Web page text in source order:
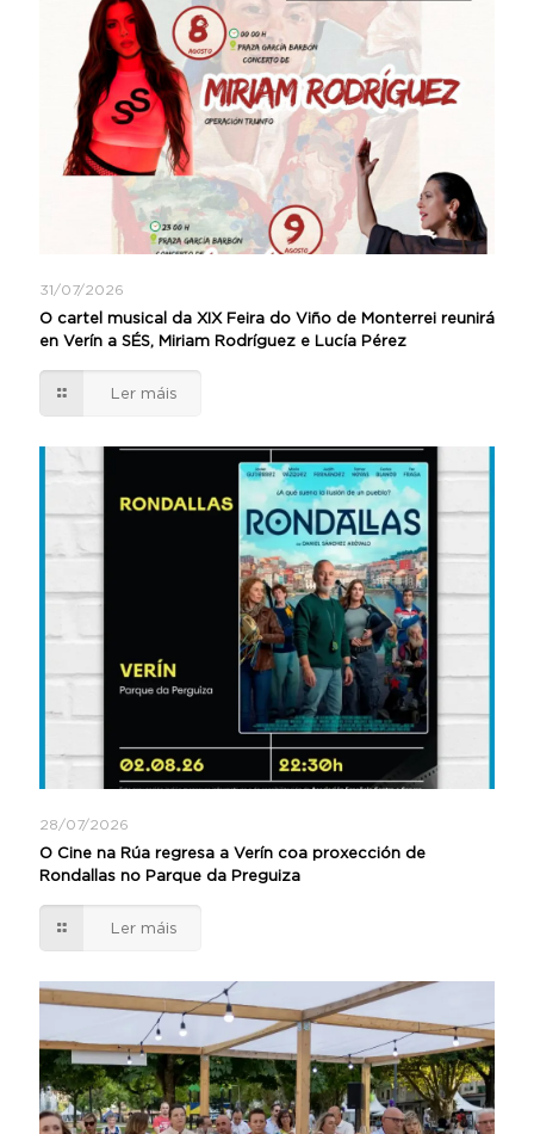
31/07/2026
O cartel musical da XIX Feira do Viño de Monterrei reunirá
en Verín a SÉS, Miriam Rodríguez e Lucía Pérez
Ler máis
28/07/2026
O Cine na Rúa regresa a Verín coa proxección de
Rondallas no Parque da Preguiza
Ler máis